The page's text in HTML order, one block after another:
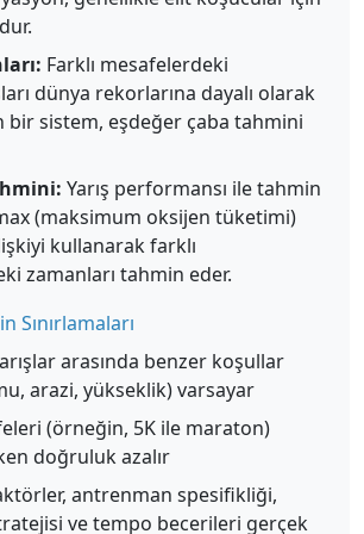
Farklı mesafelerdeki
dünya rekorlarına dayalı olarak
bir sistem, eşdeğer çaba tahmini
Yarış performansı ile tahmin
(maksimum oksijen tüketimi)
kullanarak farklı
zamanları tahmin eder.
Sınırlamaları
arasında benzer koşullar
arazi, yükseklik) varsayar
(örneğin, 5K ile maraton)
doğruluk azalır
antrenman spesifikliği,
ve tempo becerileri gerçek